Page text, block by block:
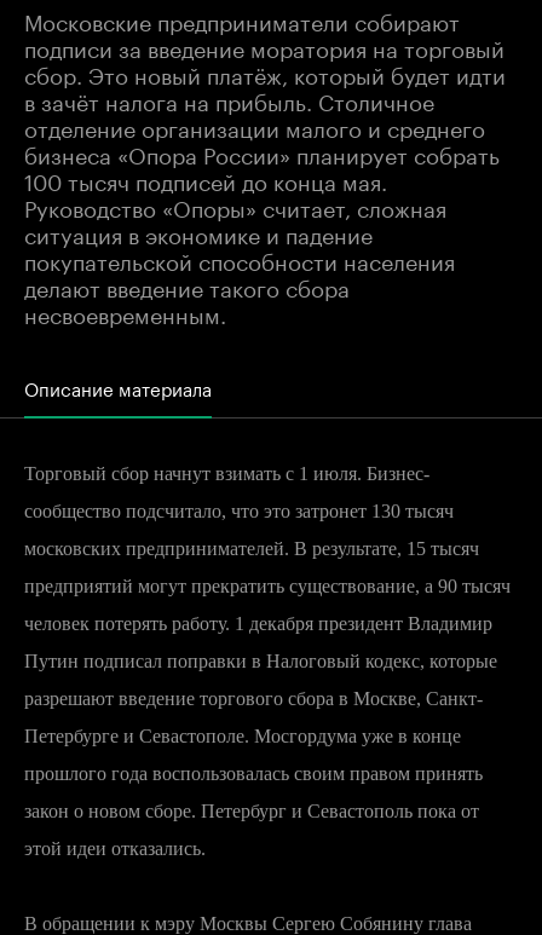
Московские предприниматели собирают
подписи за введение моратория на торговый
сбор. Это новый платёж, который будет идти
в зачёт налога на прибыль. Столичное
отделение организации малого и среднего
бизнеса «Опора России» планирует собрать
100 тысяч подписей до конца мая.
Руководство «Опоры» считает, сложная
ситуация в экономике и падение
покупательской способности населения
делают введение такого сбора
несвоевременным.
Описание материала
Торговый сбор начнут взимать с 1 июля. Бизнес-
сообщество подсчитало, что это затронет 130 тысяч
московских предпринимателей. В результате, 15 тысяч
предприятий могут прекратить существование, а 90 тысяч
человек потерять работу. 1 декабря президент Владимир
Путин подписал поправки в Налоговый кодекс, которые
разрешают введение торгового сбора в Москве, Санкт-
Петербурге и Севастополе. Мосгордума уже в конце
прошлого года воспользовалась своим правом принять
закон о новом сборе. Петербург и Севастополь пока от
этой идеи отказались.
В обращении к мэру Москвы Сергею Собянину глава